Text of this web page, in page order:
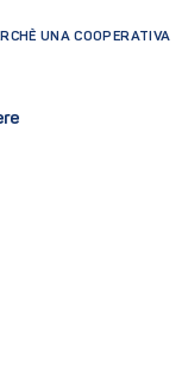
UNA COOPERATIVA